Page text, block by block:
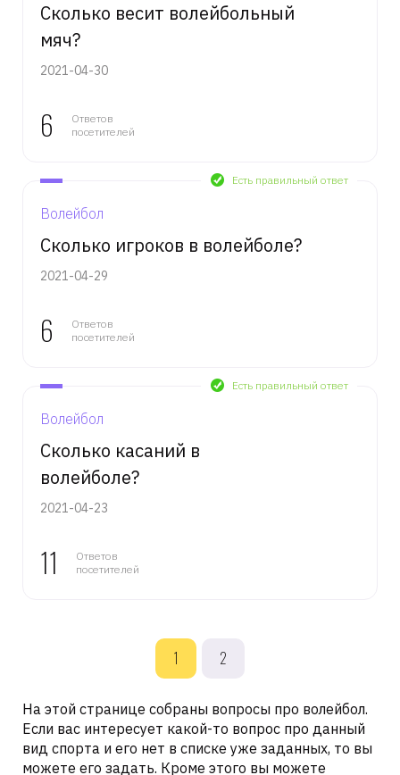
Сколько весит волейбольный
мяч?
2021-04-30
6
Ответов
посетителей
Есть правильный ответ
Волейбол
Сколько игроков в волейболе?
2021-04-29
6
Ответов
посетителей
Есть правильный ответ
Волейбол
Сколько касаний в
волейболе?
2021-04-23
11
Ответов
посетителей
1 2
На этой странице собраны вопросы про волейбол.
Если вас интересует какой-то вопрос про данный
вид спорта и его нет в списке уже заданных, то вы
можете его задать. Кроме этого вы можете